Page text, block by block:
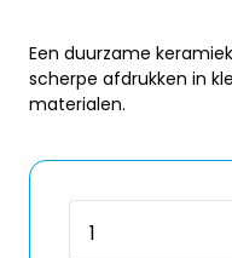
Een duurzame
scherpe afdrukken in
materialen.